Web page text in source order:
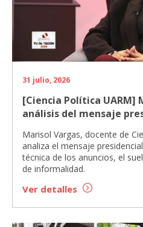
31 julio, 2026
[Ciencia Política UARM]
análisis del mensaje
Marisol Vargas, docente de
analiza el mensaje
técnica de los anuncios, el
de informalidad.
Ver detalles